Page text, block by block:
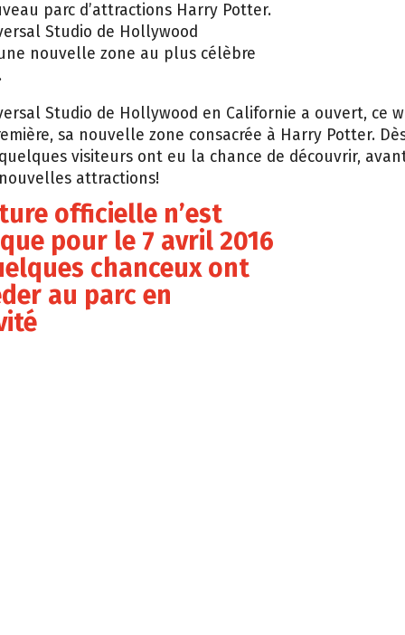
parc d’attractions Harry Potter.
Studio de Hollywood
nouvelle zone au plus célèbre
Studio de Hollywood en Californie a ouvert, ce
sa nouvelle zone consacrée à Harry Potter.
visiteurs ont eu la chance de découvrir,
attractions!
officielle n’est
pour le 7 avril 2016
chanceux ont
au parc en